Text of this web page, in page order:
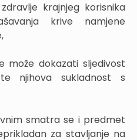
krajnjeg korisnika
krive namjene
može dokazati sljedivost
njihova sukladnost s
smatra se i predmet
za stavljanje na